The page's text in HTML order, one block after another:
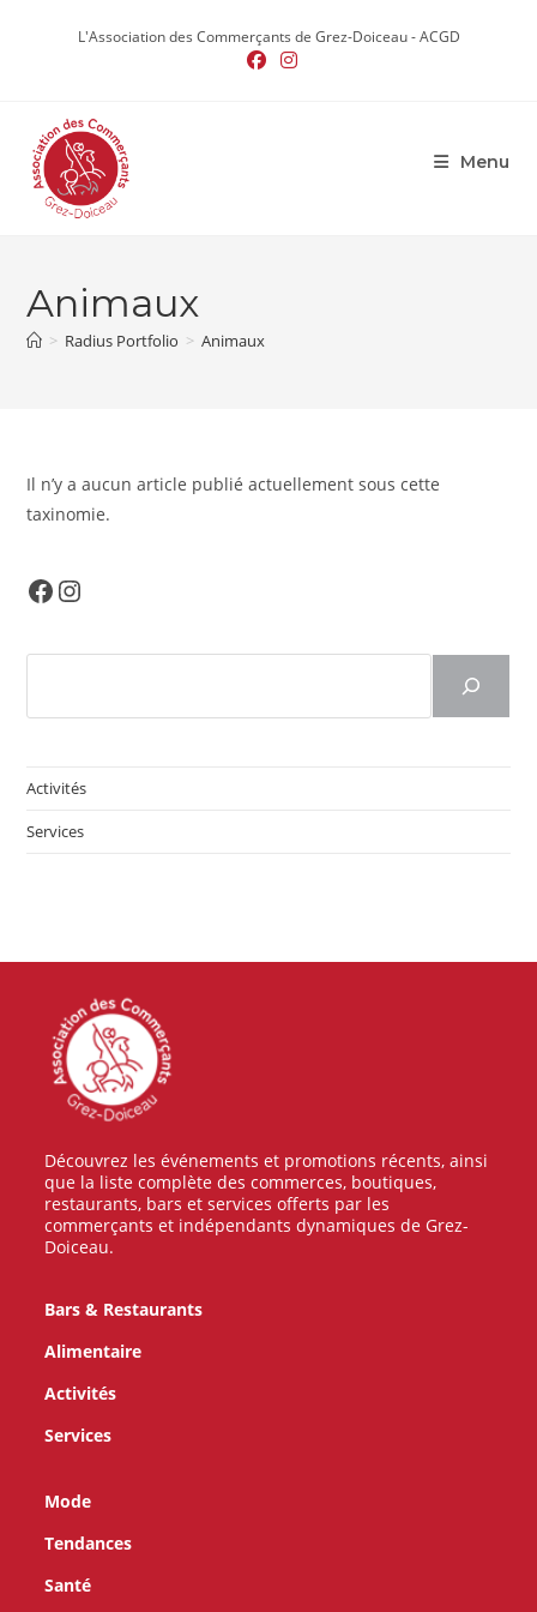
L'Association des Commerçants de Grez-Doiceau - ACGD
Menu
Animaux
> Radius Portfolio > Animaux
Il n’y a aucun article publié actuellement sous cette
taxinomie.
FacebookInstagram
Activités
Services
Découvrez les événements et promotions récents, ainsi
que la liste complète des commerces, boutiques,
restaurants, bars et services offerts par les
commerçants et indépendants dynamiques de Grez-
Doiceau.
Bars & Restaurants
Alimentaire
Activités
Services
Mode
Tendances
Santé